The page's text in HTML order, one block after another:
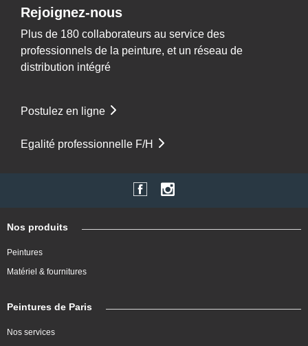
Rejoignez-nous
Plus de 180 collaborateurs au service des
professionnels de la peinture, et un réseau de
distribution intégré
Postulez en ligne
Egalité professionnelle F/H
Nos produits
Peintures
Matériel & fournitures
Peintures de Paris
Nos services